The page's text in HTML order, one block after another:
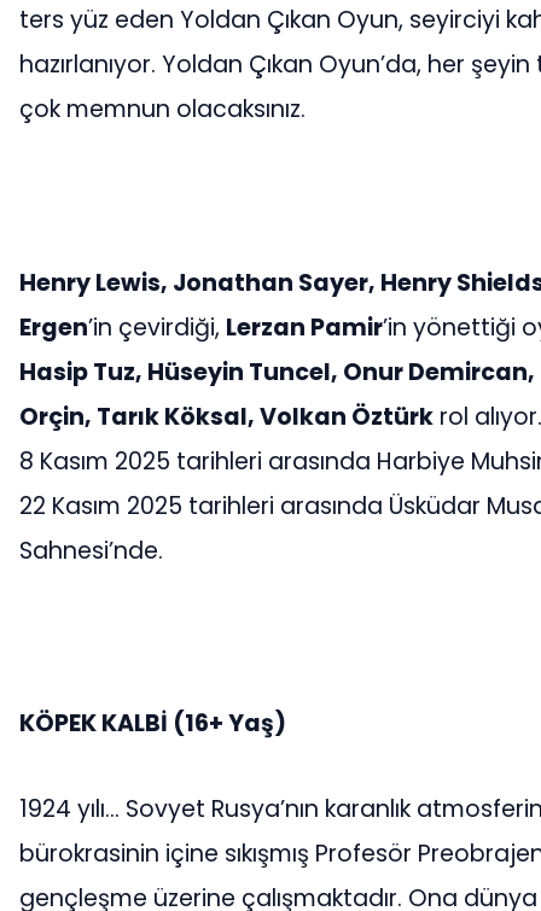
ters yüz eden Yoldan Çıkan Oyun, seyirciyi
hazırlanıyor. Yoldan Çıkan Oyun’da, her
çok memnun olacaksınız.
Henry Lewis, Jonathan Sayer, Henry
Ergen’in çevirdiği, Lerzan Pamir’in yönettiği
Hasip Tuz, Hüseyin Tuncel, Onur
Orçin, Tarık Köksal, Volkan Öztürk rol
8 Kasım 2025 tarihleri arasında Harbiye
22 Kasım 2025 tarihleri arasında Üsküdar
Sahnesi’nde.
KÖPEK KALBİ (16+ Yaş)
1924 yılı… Sovyet Rusya’nın karanlık
bürokrasinin içine sıkışmış Profesör
gençleşme üzerine çalışmaktadır. Ona